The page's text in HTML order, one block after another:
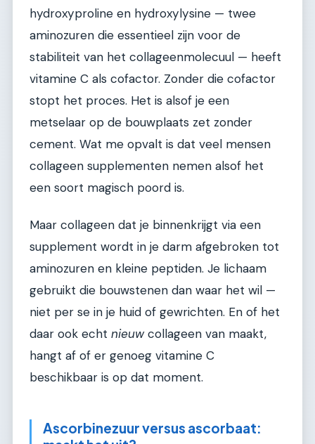
hydroxyproline en hydroxylysine — twee
aminozuren die essentieel zijn voor de
stabiliteit van het collageenmolecuul — heeft
vitamine C als cofactor. Zonder die cofactor
stopt het proces. Het is alsof je een
metselaar op de bouwplaats zet zonder
cement. Wat me opvalt is dat veel mensen
collageen supplementen nemen alsof het
een soort magisch poord is.
Maar collageen dat je binnenkrijgt via een
supplement wordt in je darm afgebroken tot
aminozuren en kleine peptiden. Je lichaam
gebruikt die bouwstenen dan waar het wil —
niet per se in je huid of gewrichten. En of het
daar ook echt nieuwcollageen van maakt,
hangt af of er genoeg vitamine C
beschikbaar is op dat moment.
Ascorbinezuur versus ascorbaat: